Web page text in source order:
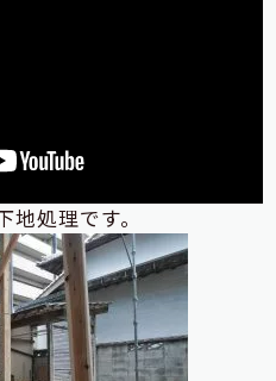
処理です。